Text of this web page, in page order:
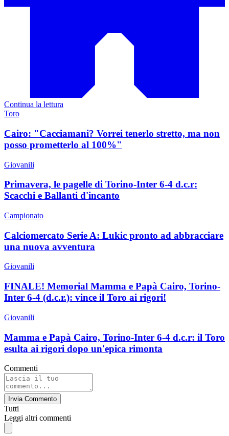
Continua la lettura
Toro
Cairo: "Cacciamani? Vorrei tenerlo stretto, ma non
posso prometterlo al 100%"
Giovanili
Primavera, le pagelle di Torino-Inter 6-4 d.c.r:
Scacchi e Ballanti d'incanto
Campionato
Calciomercato Serie A: Lukic pronto ad abbracciare
una nuova avventura
Giovanili
FINALE! Memorial Mamma e Papà Cairo, Torino-
Inter 6-4 (d.c.r.): vince il Toro ai rigori!
Giovanili
Mamma e Papà Cairo, Torino-Inter 6-4 d.c.r: il Toro
esulta ai rigori dopo un'epica rimonta
Commenti
Invia Commento
Tutti
Leggi altri commenti